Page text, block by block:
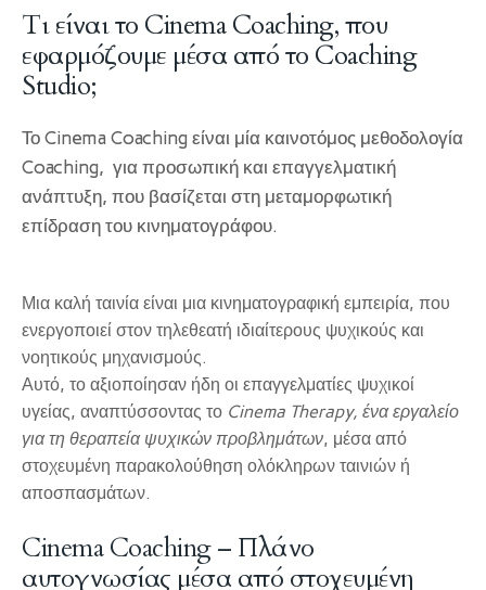
Τι είναι το Cinema Coaching, που
εφαρμόζουμε μέσα από το Coaching
Studio;
Το Cinema Coaching είναι μία καινοτόμος μεθοδολογία
Coaching, για προσωπική και επαγγελματική
ανάπτυξη, που βασίζεται στη μεταμορφωτική
επίδραση του κινηματογράφου.
Μια καλή ταινία είναι μια κινηματογραφική εμπειρία, που
ενεργοποιεί στον τηλεθεατή ιδιαίτερους ψυχικούς και
νοητικούς μηχανισμούς.
Αυτό, το αξιοποίησαν ήδη οι επαγγελματίες ψυχικοί
υγείας, αναπτύσσοντας το Cinema Therapy, ένα εργαλείο
για τη θεραπεία ψυχικών προβλημάτων, μέσα από
στοχευμένη παρακολούθηση ολόκληρων ταινιών ή
αποσπασμάτων.
Cinema Coaching – Πλάνο
αυτογνωσίας μέσα από στοχευμένη